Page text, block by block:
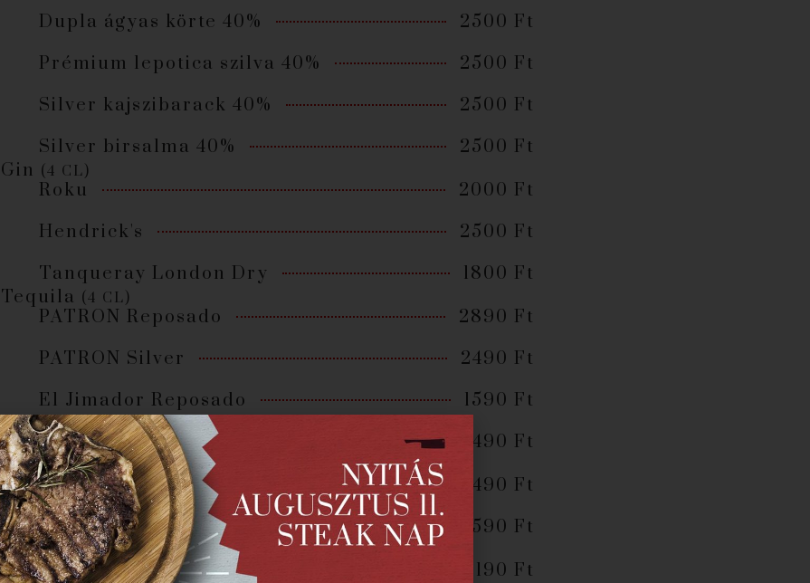
Dupla ágyas körte 40%
2500 Ft
Prémium lepotica szilva 40%
2500 Ft
Silver kajszibarack 40%
2500 Ft
Silver birsalma 40%
2500 Ft
Gin (4 CL)
Roku
2000 Ft
Hendrick's
2500 Ft
Tanqueray London Dry
1800 Ft
Tequila (4 CL)
PATRON Reposado
2890 Ft
PATRON Silver
2490 Ft
El Jimador Reposado
1590 Ft
El Jimador Blanco
1490 Ft
Vodka(4 CL)
Finlandia
1490 Ft
Grey Groose Original
2590 Ft
Rum(4 CL)
Ron Zacapa 23 years 3190 Ft